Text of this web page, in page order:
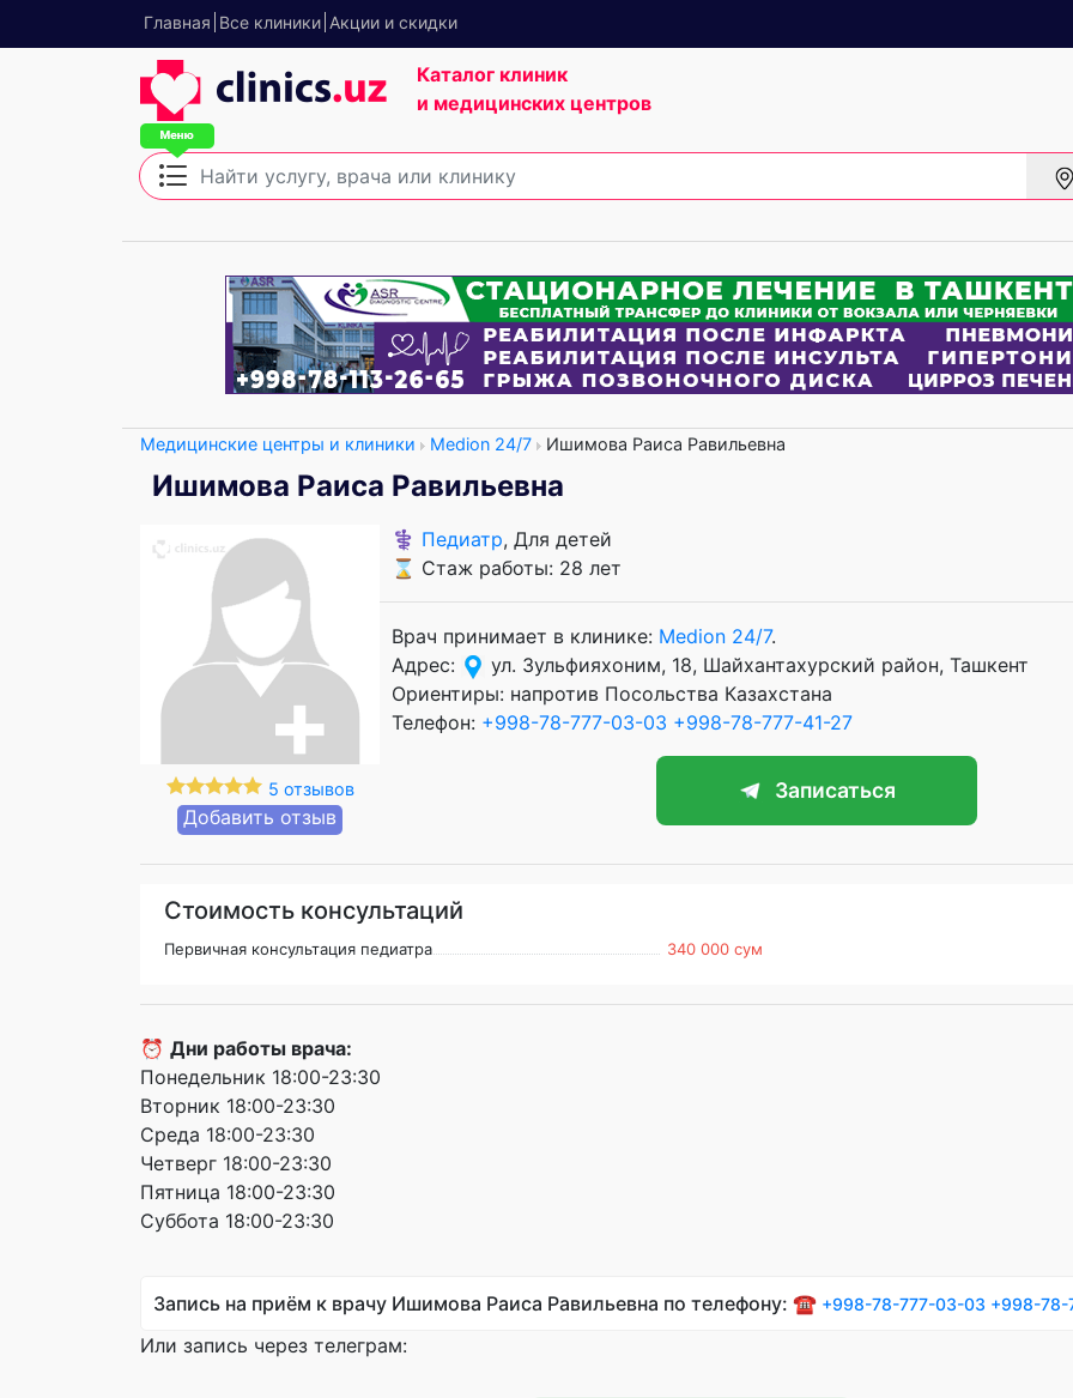
Главная Все клиники Акции и скидки
Каталог клиник
и медицинских центров
Медицинские центры и клиники Medion 24/7 Ишимова Раиса Равильевна
Ишимова Раиса Равильевна
5 отзывов
Добавить отзыв
⚕️ Педиатр, Для детей
⌛ Стаж работы: 28 лет
Врач принимает в клинике: Medion 24/7.
Адрес:
ул. Зульфияхоним, 18, Шайхантахурский район, Ташкент
Ориентиры: напротив Посольства Казахстана
Телефон: +998-78-777-03-03 +998-78-777-41-27
Записаться
Стоимость консультаций
Первичная консультация педиатра 340 000 сум
⏰ Дни работы врача:
Понедельник 18:00-23:30
Вторник 18:00-23:30
Среда 18:00-23:30
Четверг 18:00-23:30
Пятница 18:00-23:30
Суббота 18:00-23:30
Запись на приём к врачу Ишимова Раиса Равильевна по телефону: ☎️ +998-78-777-03-03 +998-78-
Или запись через телеграм: